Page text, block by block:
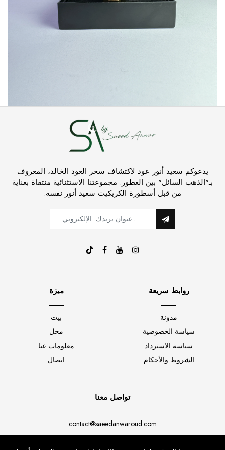
يدعوكم سعيد أنور عود لاكتشاف سحر العود الخالد، المعروف
بـ"الذهب السائل" بين العطور. مجموعتنا الاستثنائية منتقاة بعناية
من قبل أسطورة الكريكيت سعيد أنور نفسه.
ميزة
بيت
محل
معلومات عنا
اتصال
روابط سريعة
مدونة
سياسة الخصوصية
سياسة الاسترداد
الشروط والأحكام
تواصل معنا
contact@saeedanwaroud.com
+92 312 111 0001